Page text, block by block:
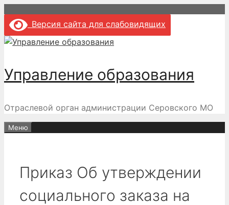
содержимому
Версия сайта для слабовидящих
Управление образования
Отраслевой орган администрации Серовского МО
Меню
Приказ Об утверждении
социального заказа на